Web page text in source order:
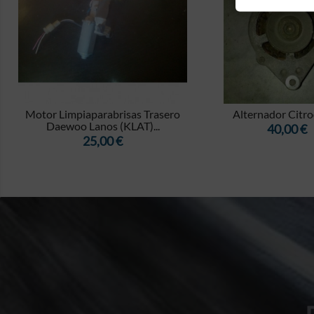
Motor Limpiaparabrisas Trasero
Daewoo Lanos (KLAT)...
Precio
25,00 €

Alternador
Precio
40,00 €
